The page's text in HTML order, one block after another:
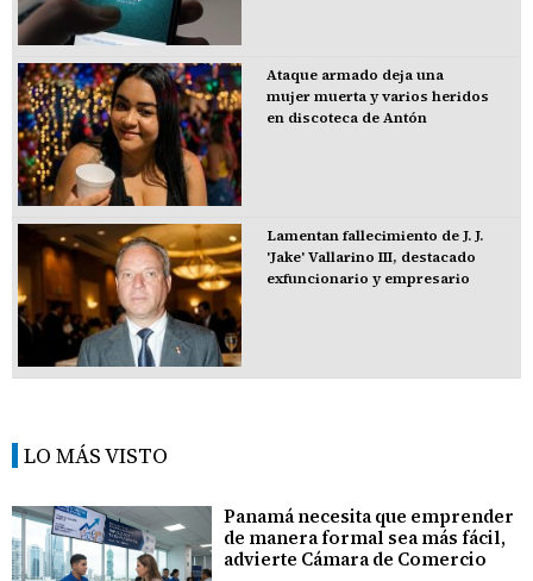
Ataque armado deja una
mujer muerta y varios heridos
en discoteca de Antón
Lamentan fallecimiento de J. J.
'Jake' Vallarino III, destacado
exfuncionario y empresario
LO MÁS VISTO
Panamá necesita que emprender
de manera formal sea más fácil,
advierte Cámara de Comercio